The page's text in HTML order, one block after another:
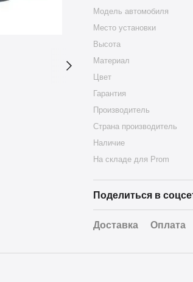
Модель автомобиля
Место установки
Высота
Материал
Цвет
Гарантия
Производитель
Страна производитель
Наличие
На складе для Prom
Поделиться в
Доставка Оплата